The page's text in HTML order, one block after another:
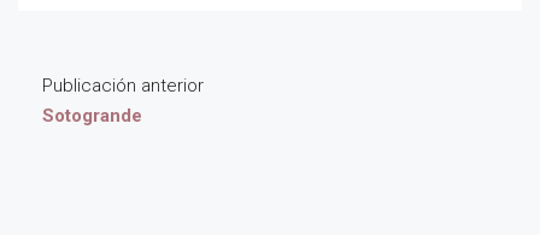
Publicación anterior
Sotogrande